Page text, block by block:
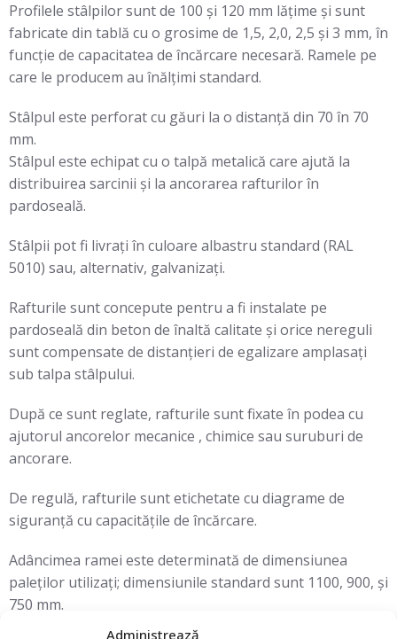
Administrează
Profilele stâlpilor sunt de 100 şi 120 mm lăţime şi sunt
fabricate din tablă cu o grosime de 1,5, 2,0, 2,5 şi 3 mm, în
funcţie de capacitatea de încărcare necesară. Ramele pe
care le producem au înălţimi standard.
Stâlpul este perforat cu găuri la o distanță din 70 în 70
mm.
Stâlpul este echipat cu o talpă metalică care ajută la
distribuirea sarcinii și la ancorarea rafturilor în
pardoseală.
Stâlpii pot fi livrați în culoare albastru standard (RAL
5010) sau, alternativ, galvanizați.
Rafturile sunt concepute pentru a fi instalate pe
pardoseală din beton de înaltă calitate și orice nereguli
sunt compensate de distanțieri de egalizare amplasați
sub talpa stâlpului.
După ce sunt reglate, rafturile sunt fixate în podea cu
ajutorul ancorelor mecanice , chimice sau suruburi de
ancorare.
De regulă, rafturile sunt etichetate cu diagrame de
siguranţă cu capacitățile de încărcare.
Adâncimea ramei este determinată de dimensiunea
paleților utilizați; dimensiunile standard sunt 1100, 900, şi
750 mm.